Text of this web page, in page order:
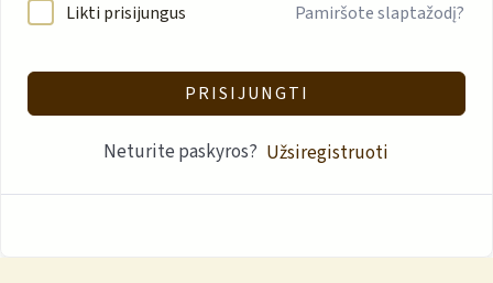
Likti prisijungus Pamiršote slaptažodį?
PRISIJUNGTI
Neturite paskyros? Užsiregistruoti